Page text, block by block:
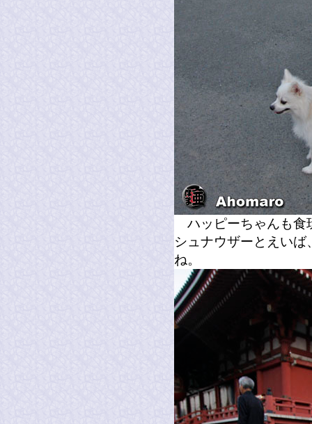
ハッピーちゃんも食
シュナウザーとえい
ね。